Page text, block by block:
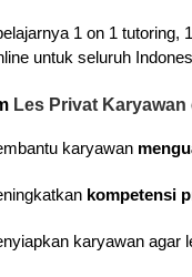
1 on 1 tutoring,
untuk seluruh
Les Privat Karyawan
karyawan
kompetensi
karyawan agar